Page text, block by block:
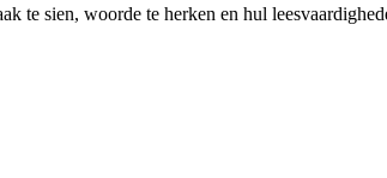
te sien, woorde te herken en hul